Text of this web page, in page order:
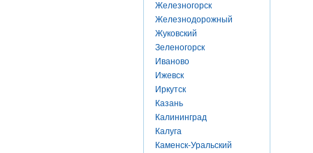
Железногорск
Железнодорожный
Жуковский
Зеленогорск
Иваново
Ижевск
Иркутск
Казань
Калининград
Калуга
Каменск-Уральский